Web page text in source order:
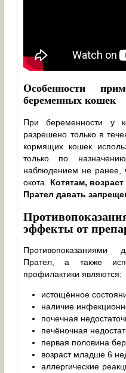
Особенности
беременных кошек
При беременности у
разрешено только в
кормящих кошек
только по
наблюдением не ранее,
окота. Котятам,
Прател давать
эффекты от
Прател, а также
профилактики являются:
истощённое
наличие
почечная
печёночная
первая половина
возраст младше 6
аллергические